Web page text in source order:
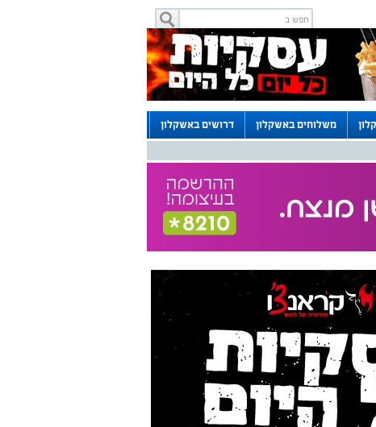
משלוחים באשקלון דרושים באשקלון